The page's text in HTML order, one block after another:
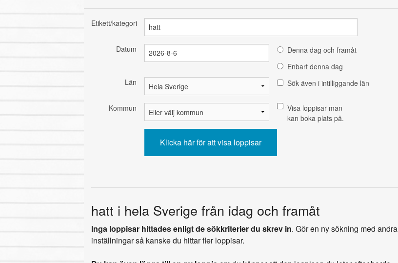
Etikett/kategori
Datum
Denna dag och framåt
Enbart denna dag
Län
Sök även i intilliggande län
Kommun
Visa loppisar man
kan boka plats på.
hatt i hela Sverige från idag och framåt
Inga loppisar hittades enligt de sökkriterier du skrev in. Gör en ny sökning med andra
inställningar så kanske du hittar fler loppisar.